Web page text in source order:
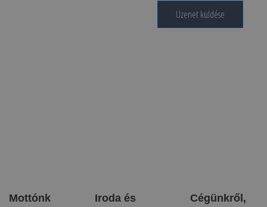
Üzenet küldése
Mottónk
Iroda és
Cégünkről,